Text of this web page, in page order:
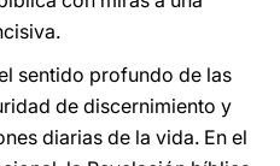
sentido profundo de las
de discernimiento y
diarias de la vida. En el